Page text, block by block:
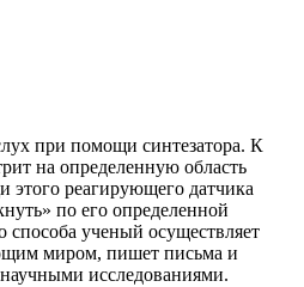
при помощи синтезатора. К
на определенную область
реагирующего датчика
по его определенной
ученый осуществляет
миром, пишет письма и
исследованиями.